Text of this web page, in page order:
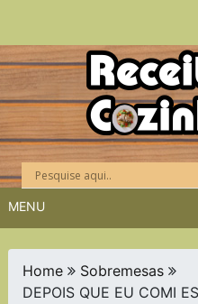
Skip
to
content
MENU
Home
Sobremesas
DEPOIS QUE EU COMI